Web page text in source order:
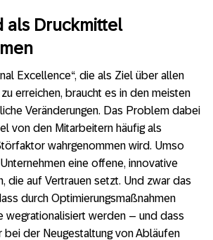
als Druckmittel
Excellence“, die als Ziel über allen
erreichen, braucht es in den meisten
Veränderungen. Das Problem dabei
von den Mitarbeitern häufig als
wahrgenommen wird. Umso
eine offene, innovative
die auf Vertrauen setzt. Und zwar das
durch Optimierungsmaßnahmen
wegrationalisiert werden – und dass
bei der Neugestaltung von Abläufen